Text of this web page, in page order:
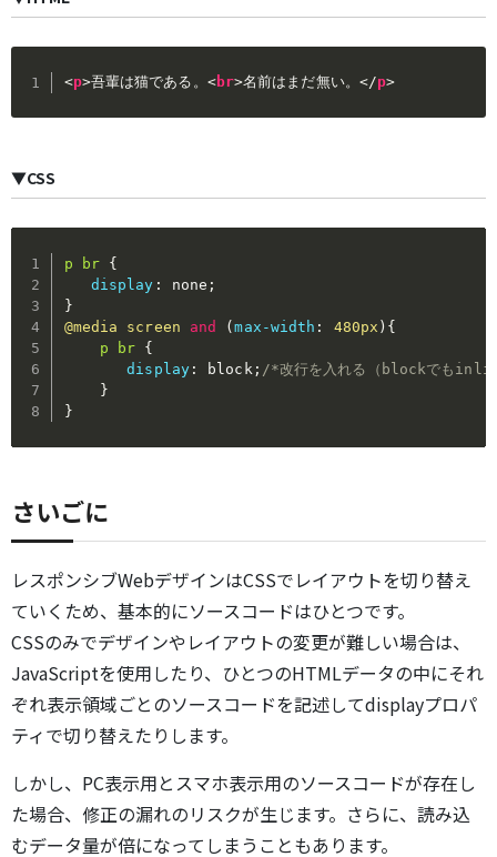
<p>吾輩は猫である。 <br>名前はまだ無い。 </p>
▼CSS
p br
{
display : none ;
}
@media screen and (max-width : 480px ) {
p br {
display: block ; /*改行を入れる（blockでも
}
}
さいごに
レスポンシブWebデザインはCSSでレイアウトを切り替え
ていくため、基本的にソースコードはひとつです。
CSSのみでデザインやレイアウトの変更が難しい場合は、
JavaScriptを使用したり、ひとつのHTMLデータの中にそれ
ぞれ表示領域ごとのソースコードを記述してdisplayプロパ
ティで切り替えたりします。
しかし、PC表示用とスマホ表示用のソースコードが存在し
た場合、修正の漏れのリスクが生じます。さらに、読み込
むデータ量が倍になってしまうこともあります。